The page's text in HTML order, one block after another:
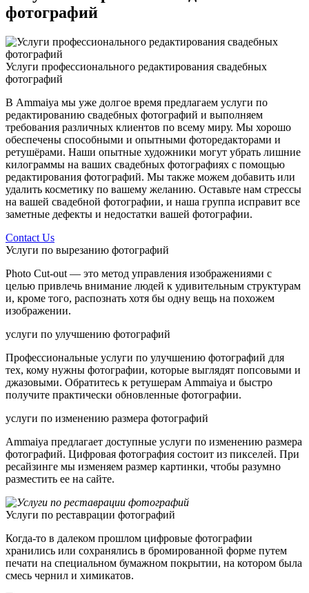
фотографий
Услуги профессионального редактирования свадебных
фотографий
В Ammaiya мы уже долгое время предлагаем услуги по
редактированию свадебных фотографий и выполняем
требования различных клиентов по всему миру. Мы хорошо
обеспечены способными и опытными фоторедакторами и
ретушёрами. Наши опытные художники могут убрать лишние
килограммы на ваших свадебных фотографиях с помощью
редактирования фотографий. Мы также можем добавить или
удалить косметику по вашему желанию. Оставьте нам стрессы
на вашей свадебной фотографии, и наша группа исправит все
заметные дефекты и недостатки вашей фотографии.
Contact Us
Услуги по вырезанию фотографий
Photo Cut-out — это метод управления изображениями с
целью привлечь внимание людей к удивительным структурам
и, кроме того, распознать хотя бы одну вещь на похожем
изображении.
yслуги по улучшению фотографий
Профессиональные услуги по улучшению фотографий для
тех, кому нужны фотографии, которые выглядят попсовыми и
джазовыми. Обратитесь к ретушерам Ammaiya и быстро
получите практически обновленные фотографии.
yслуги по изменению размера фотографий
Ammaiya предлагает доступные услуги по изменению размера
фотографий. Цифровая фотография состоит из пикселей. При
ресайзинге мы изменяем размер картинки, чтобы разумно
разместить ее на сайте.
Услуги по реставрации фотографий
Когда-то в далеком прошлом цифровые фотографии
хранились или сохранялись в бромированной форме путем
печати на специальном бумажном покрытии, на котором была
смесь чернил и химикатов.